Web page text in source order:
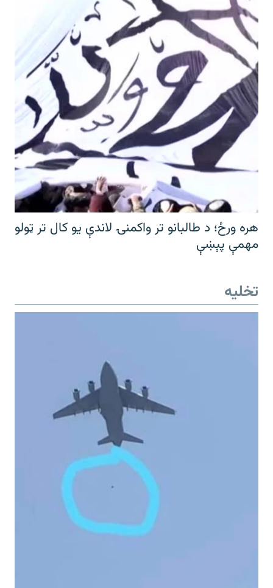
هره ورځ؛ د طالبانو تر واکمنۍ لاندې یو کال تر ټولو
مهمې پېښې
تخلیه